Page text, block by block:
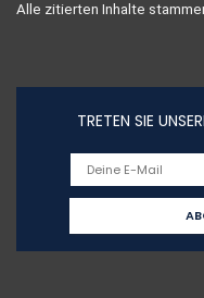
Alle zitierten Inhalte
TRETEN SIE